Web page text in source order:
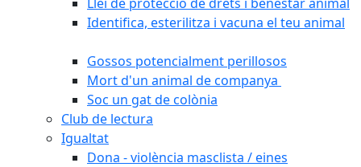
Identifica, esterilitza i vacuna el teu animal
Gossos potencialment perillosos
Mort d'un animal de companya
Soc un gat de colònia
Club de lectura
Igualtat
Dona - violència masclista / eines